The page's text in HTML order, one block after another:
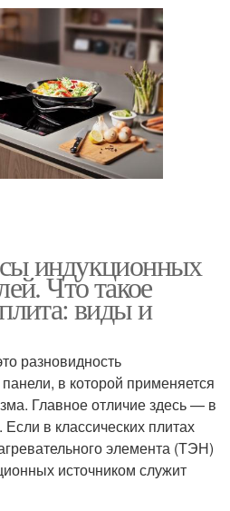
индукционных
Что такое
виды и
разновидность
в которой применяется
Главное отличие здесь — в
в классических плитах
элемента (ТЭН)
источником служит